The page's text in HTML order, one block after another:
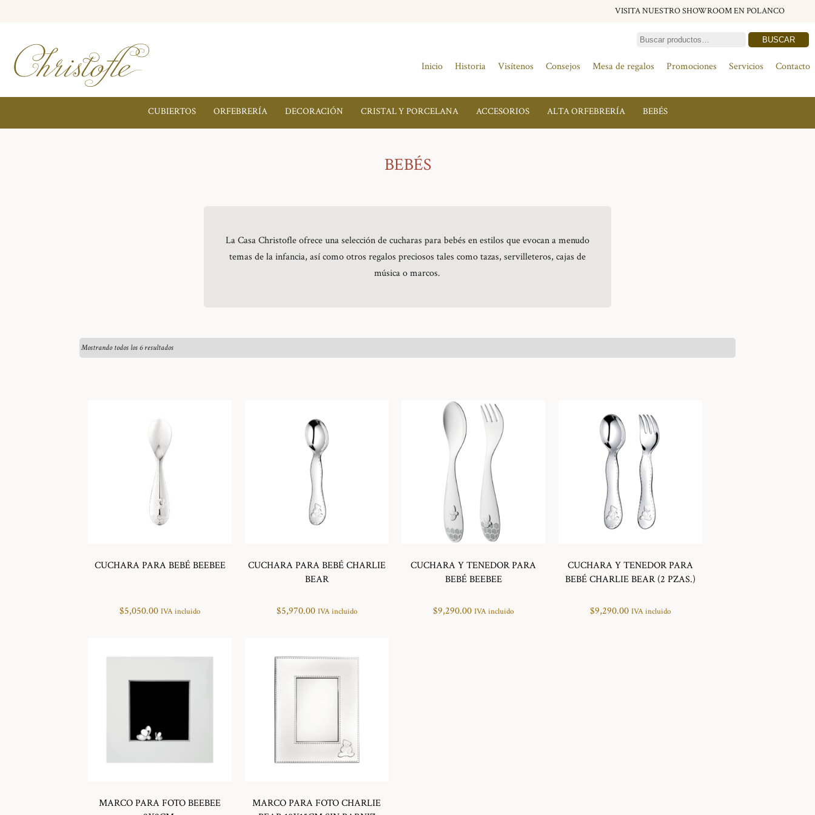
VISITA NUESTRO SHOWROOM EN POLANCO
BUSCAR
Inicio Historia Visítenos Consejos Mesa de regalos Promociones Servicios Contacto
CUBIERTOS ORFEBRERÍA DECORACIÓN CRISTAL Y PORCELANA ACCESORIOS ALTA ORFEBRERÍA BEBÉS
BEBÉS
La Casa Christofle ofrece una selección de cucharas para bebés en estilos que evocan a menudo
temas de la infancia, así como otros regalos preciosos tales como tazas, servilleteros, cajas de
música o marcos.
Mostrando todos los 6 resultados
CUCHARA PARA BEBÉ BEEBEE
$5,050.00 IVA incluido
CUCHARA PARA BEBÉ CHARLIE
BEAR
$5,970.00 IVA incluido
CUCHARA Y TENEDOR PARA
BEBÉ BEEBEE
$9,290.00 IVA incluido
CUCHARA Y TENEDOR PARA
BEBÉ CHARLIE BEAR (2 PZAS.)
$9,290.00 IVA incluido
MARCO PARA FOTO BEEBEE
MARCO PARA FOTO CHARLIE